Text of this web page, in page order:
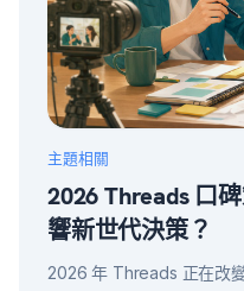
主題相關
2026 Threads 口
響新世代決策？
2026 年 Threads 正在改